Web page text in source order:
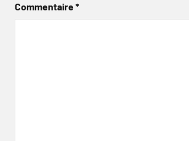
Commentaire*